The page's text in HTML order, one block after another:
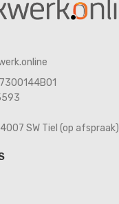
SW Tiel (op afspraak)